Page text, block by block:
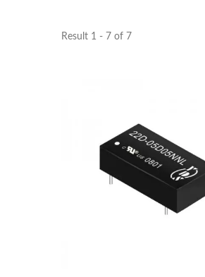
Result 1 - 7 of 7